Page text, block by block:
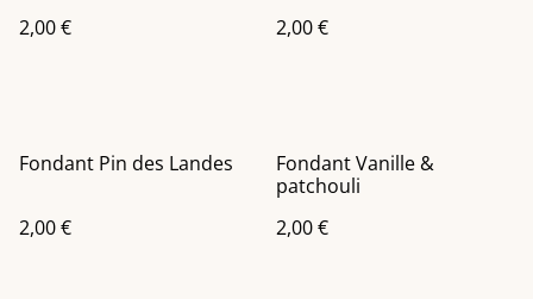
2,00 €
2,00 €
Fondant Pin des Landes
2,00 €
Fondant Vanille &
patchouli
2,00 €